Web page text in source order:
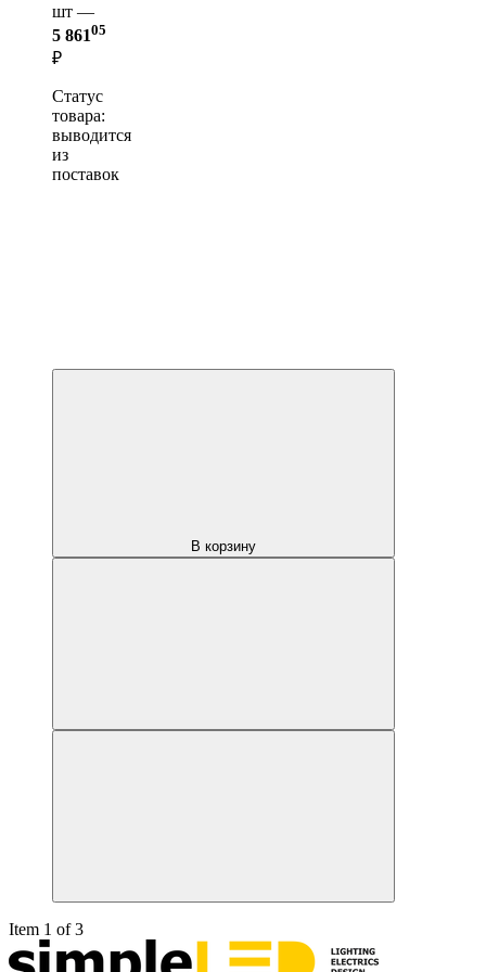
шт —
5 86105
₽
Статус
товара:
выводится
из
поставок
В корзину
Item 1 of 3